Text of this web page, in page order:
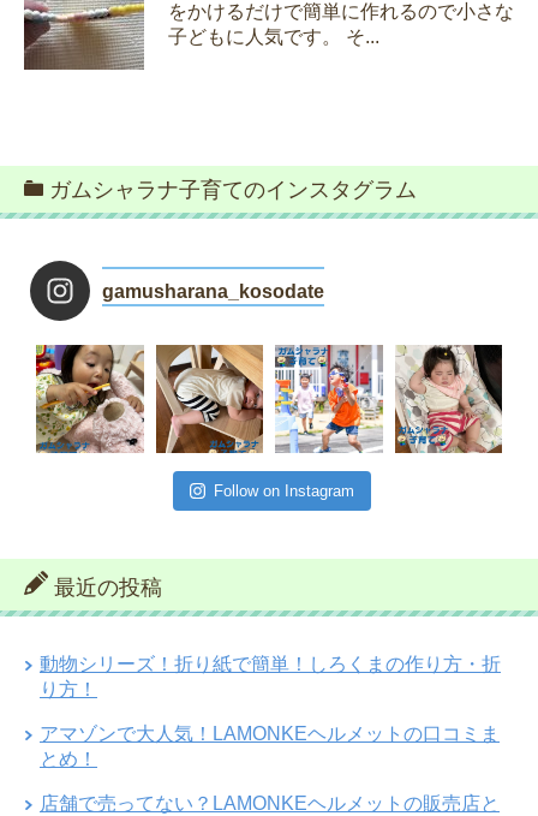
をかけるだけで簡単に作れるので小さな
子どもに人気です。 そ...
ガムシャラナ子育てのインスタグラム
gamusharana_kosodate
Follow on Instagram
最近の投稿
動物シリーズ！折り紙で簡単！しろくまの作り方・折
り方！
アマゾンで大人気！LAMONKEヘルメットの口コミま
とめ！
店舗で売ってない？LAMONKEヘルメットの販売店と